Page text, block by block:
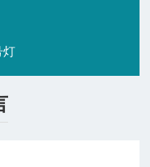
灯